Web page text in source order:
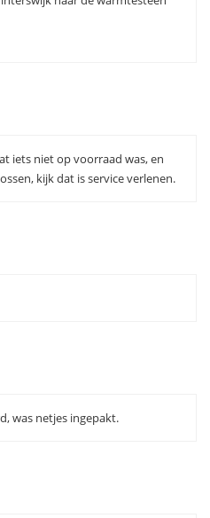
iets niet op voorraad was, en
kijk dat is service verlenen.
was netjes ingepakt.